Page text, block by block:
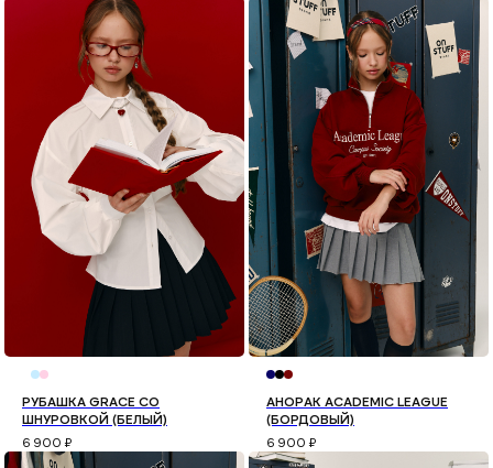
РУБАШКА GRACE СО
ШНУРОВКОЙ (БЕЛЫЙ)
6 900 ₽
АНОРАК ACADEMIC LEAGUE
(БОРДОВЫЙ)
6 900 ₽